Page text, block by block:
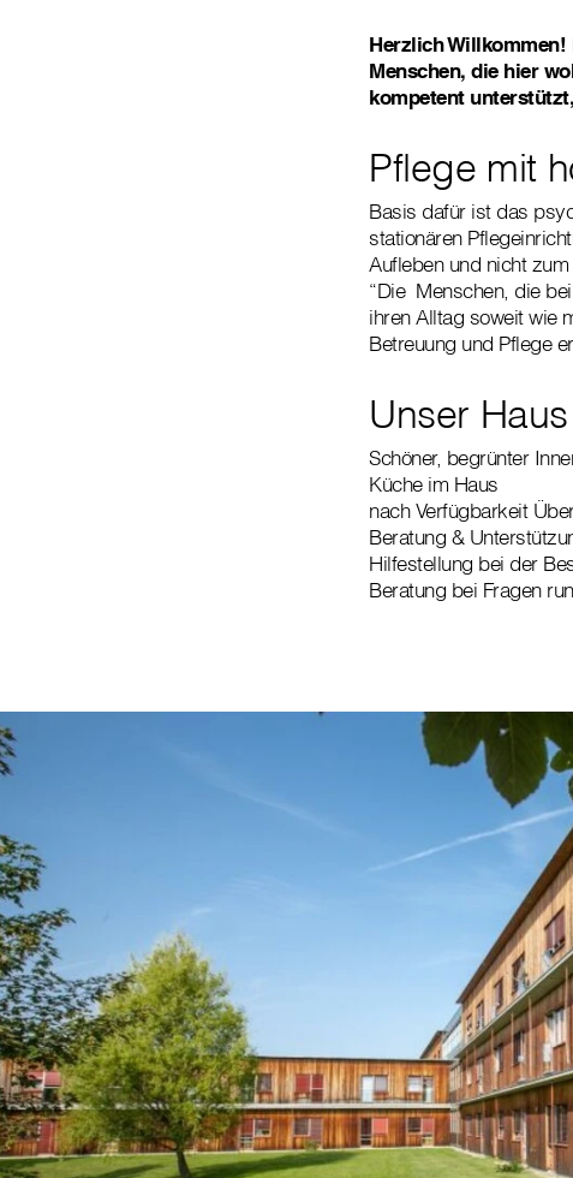
Herzlich Willkommen!
Menschen, die hier
kompetent
Pflege mit
Basis dafür ist das
stationären
Aufleben und nicht
“Die Menschen, die
ihren Alltag soweit wie
Betreuung und Pflege
Unser
Schöner, begrünter
Küche im Haus
nach Verfügbarkeit
Beratung &
Hilfestellung bei der
Beratung bei Fragen